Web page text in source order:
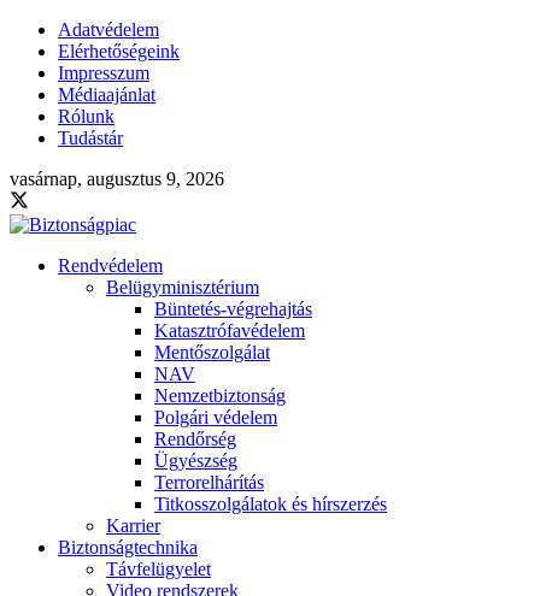
Adatvédelem
Elérhetőségeink
Impresszum
Médiaajánlat
Rólunk
Tudástár
vasárnap, augusztus 9, 2026
Rendvédelem
Belügyminisztérium
Büntetés-végrehajtás
Katasztrófavédelem
Mentőszolgálat
NAV
Nemzetbiztonság
Polgári védelem
Rendőrség
Ügyészség
Terrorelhárítás
Titkosszolgálatok és hírszerzés
Karrier
Biztonságtechnika
Távfelügyelet
Video rendszerek